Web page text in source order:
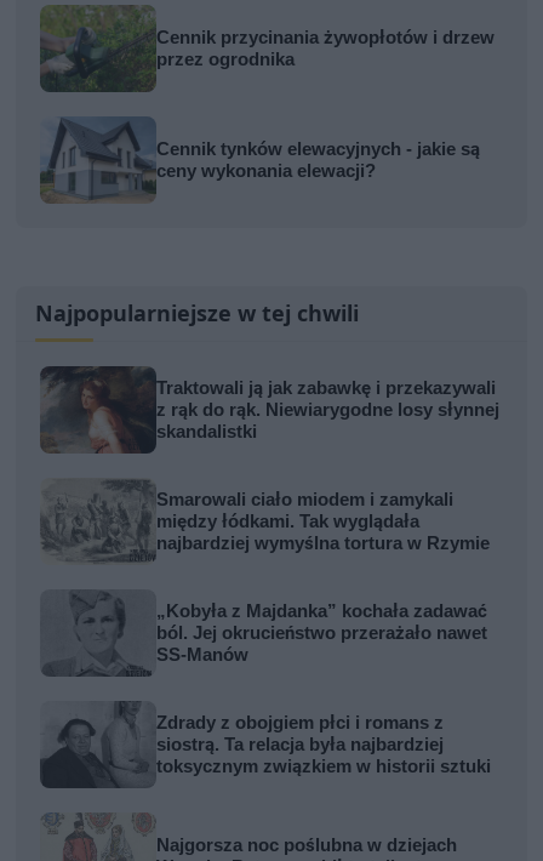
Cennik przycinania żywopłotów i drzew
przez ogrodnika
Cennik tynków elewacyjnych - jakie są
ceny wykonania elewacji?
Najpopularniejsze w tej chwili
Traktowali ją jak zabawkę i przekazywali
z rąk do rąk. Niewiarygodne losy słynnej
skandalistki
Smarowali ciało miodem i zamykali
między łódkami. Tak wyglądała
najbardziej wymyślna tortura w Rzymie
„Kobyła z Majdanka” kochała zadawać
ból. Jej okrucieństwo przerażało nawet
SS-Manów
Zdrady z obojgiem płci i romans z
siostrą. Ta relacja była najbardziej
toksycznym związkiem w historii sztuki
Najgorsza noc poślubna w dziejach